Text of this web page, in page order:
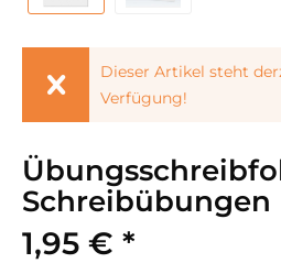
Dieser Artikel steht
Verfügung!
Schreibübungen
1,95 € *